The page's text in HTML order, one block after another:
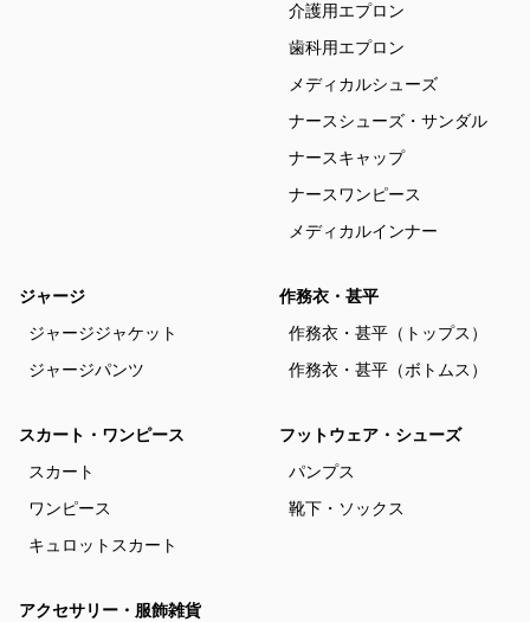
介護用エプロン
歯科用エプロン
メディカルシューズ
ナースシューズ・サンダル
ナースキャップ
ナースワンピース
メディカルインナー
ジャージ
ジャージジャケット
ジャージパンツ
作務衣・甚平
作務衣・甚平（トップス）
作務衣・甚平（ボトムス）
スカート・ワンピース
スカート
ワンピース
キュロットスカート
フットウェア・シューズ
パンプス
靴下・ソックス
アクセサリー・服飾雑貨